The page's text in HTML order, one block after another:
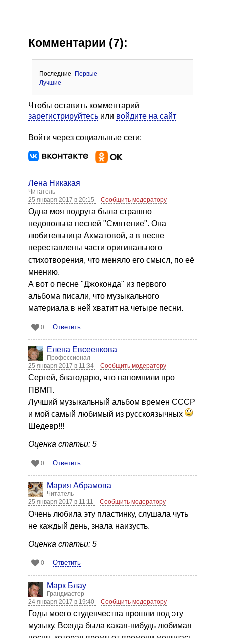
Комментарии (7):
Последние
Первые
Лучшие
Чтобы оставить комментарий
зарегистрируйтесь или войдите на сайт
Войти через социальные сети:
Лена Никакая
Читатель
25 января 2017 в 20:15
Сообщить модератору
Одна моя подруга была страшно
недовольна песней "Смятение". Она
любительница Ахматовой, а в песне
переставлены части оригинального
стихотворения, что меняло его смысл, по её
мнению.
А вот о песне "Джоконда" из первого
альбома писали, что музыкального
материала в ней хватит на четыре песни.
0 Ответить
Елена Евсеенкова
Профессионал
25 января 2017 в 11:34
Сообщить модератору
Сергей, благодарю, что напомнили про
ПВМП.
Лучший музыкальный альбом времен СССР
и мой самый любимый из русскоязычных
Шедевр!!!
Оценка статьи: 5
0 Ответить
Мария Абрамова
Читатель
25 января 2017 в 11:11
Сообщить модератору
Очень любила эту пластинку, слушала чуть
не каждый день, знала наизусть.
Оценка статьи: 5
0 Ответить
Марк Блау
Грандмастер
24 января 2017 в 19:40
Сообщить модератору
Годы моего студенчества прошли под эту
музыку. Всегда была какая-нибудь любимая